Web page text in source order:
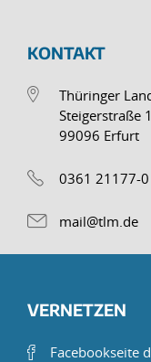
KONTAKT
Thüringer
Steigerstraße
99096 Erfurt
0361 21177-0
mail@tlm.de
VERNETZEN
Facebookseite